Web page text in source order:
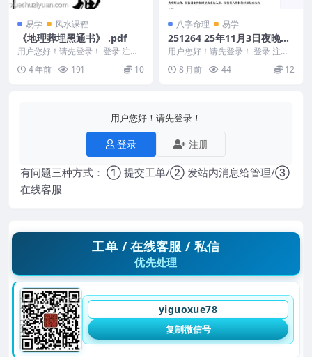
易学 风水课程
《地理葬埋黑通书》 .pdf
用户您好！请先登录！ 登录 注册
编号：MY2212-200-52 《地理葬
埋黑...4 年前 191 10
八字命理 易学
251264 25年11月3日夜晚真
传直播光明师分享楼市、房
市、股市、三元九运2026提
前布局+八字七十二路法全解
用户您好！请先登录！ 登录 注册
25年11月3日夜晚真传直播光明师
分享楼市、房...
8 月前 44 12
用户您好！请先登录！
登录 注册
有问题三种方式： ① 提交工单/② 发站内消息给管理/③
在线客服
工单 / 在线客服 / 私信
优先处理
yiguoxue78
复制微信号